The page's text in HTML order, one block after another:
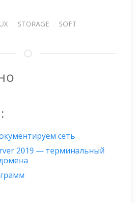
STORAGE SOFT
сеть
2019 — терминальный